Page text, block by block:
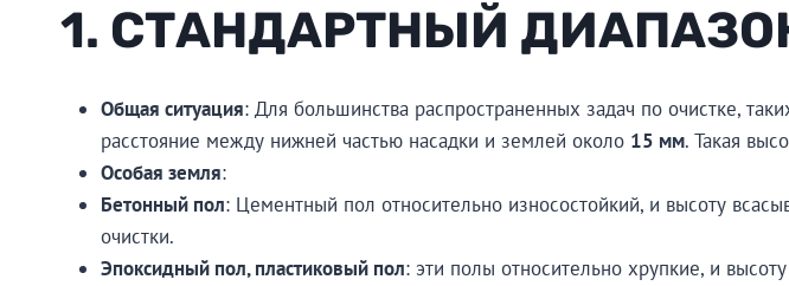
1. СТАНДАРТНЫЙ
Общая ситуация: Для большинства распространенных задач по очистке,
расстояние между нижней частью насадки и землей около 15 мм. Такая
Особая земля:
Бетонный пол: Цементный пол относительно износостойкий, и высоту
очистки.
Эпоксидный пол, пластиковый пол: эти полы относительно хрупкие, и